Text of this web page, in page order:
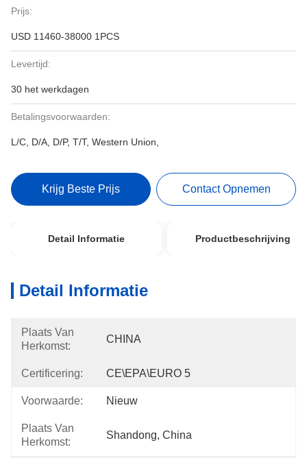
Prijs:
USD 11460-38000 1PCS
Levertijd:
30 het werkdagen
Betalingsvoorwaarden:
L/C, D/A, D/P, T/T, Western Union,
Krijg Beste Prijs Contact Opnemen
Detail Informatie Productbeschrijving
Detail Informatie
Plaats Van
Herkomst:
CHINA
Certificering: CE\EPA\EURO 5
Voorwaarde: Nieuw
Plaats Van
Herkomst:
Shandong, China